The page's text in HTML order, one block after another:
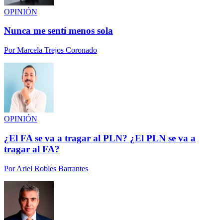
OPINIÓN
Nunca me sentí menos sola
PorMarcela Trejos Coronado
OPINIÓN
¿El FA se va a tragar al PLN? ¿El PLN se va a
tragar al FA?
PorAriel Robles Barrantes